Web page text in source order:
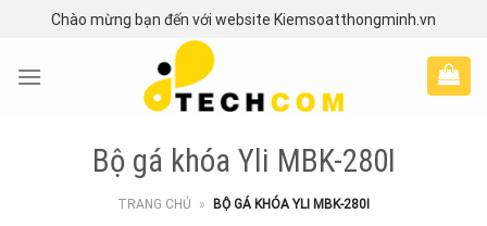
content
Chào mừng bạn đến với website Kiemsoatthongminh.vn
Bộ gá khóa Yli MBK-280I
TRANG CHỦ » BỘ GÁ KHÓA YLI MBK-280I